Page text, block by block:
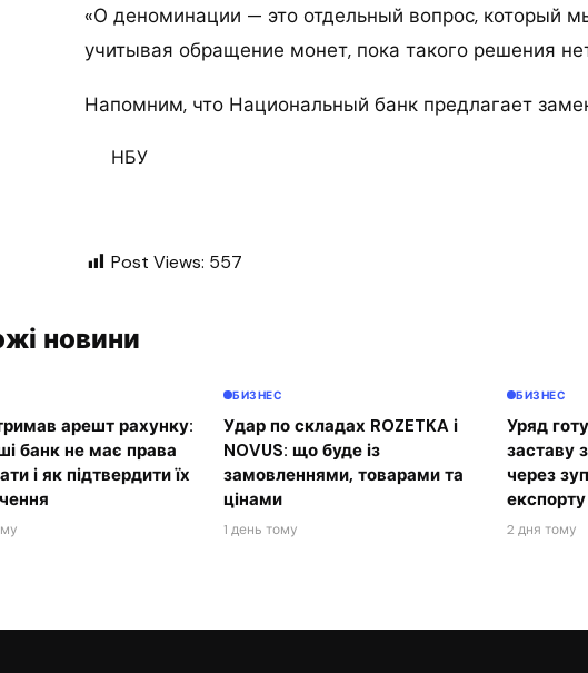
«О деноминации — это отдельный вопрос, который
учитывая обращение монет, пока такого решения
Напомним, что Национальный банк предлагает
НБУ
Post Views: 557
новини
арешт рахунку:
банк не має права
і як підтвердити їх
БИЗНЕС
Удар по складах ROZETKA і
NOVUS: що буде із
замовленнями, товарами та
цінами
1 день тому
БИЗНЕС
Уряд
заставу
через
експорту
2 дня тому